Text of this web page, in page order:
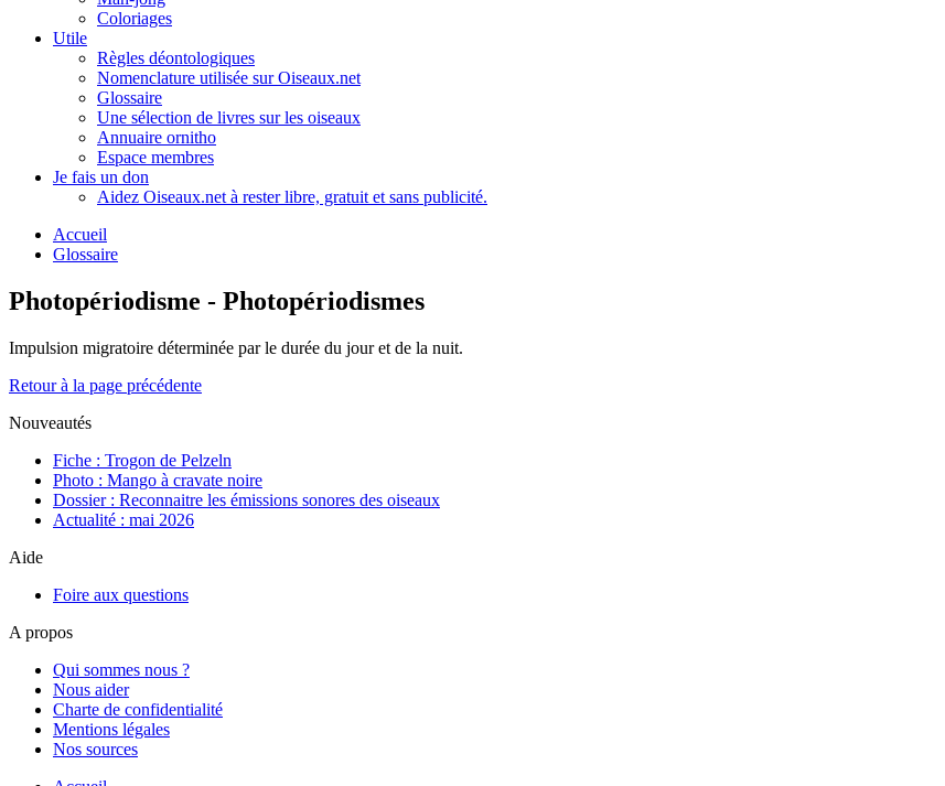
Coloriages
Utile
Règles déontologiques
Nomenclature utilisée sur Oiseaux.net
Glossaire
Une sélection de livres sur les oiseaux
Annuaire ornitho
Espace membres
Je fais un don
Aidez Oiseaux.net à rester libre, gratuit et sans publicité.
Accueil
Glossaire
Photopériodisme - Photopériodismes
Impulsion migratoire déterminée par le durée du jour et de la nuit.
Retour à la page précédente
Nouveautés
Fiche : Trogon de Pelzeln
Photo : Mango à cravate noire
Dossier : Reconnaitre les émissions sonores des oiseaux
Actualité : mai 2026
Aide
Foire aux questions
A propos
Qui sommes nous ?
Nous aider
Charte de confidentialité
Mentions légales
Nos sources